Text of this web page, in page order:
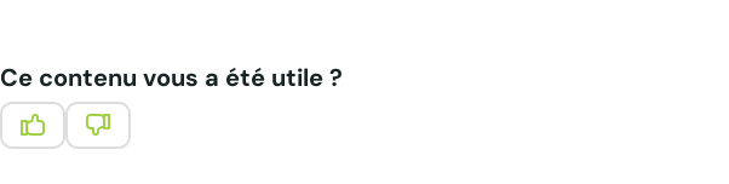
Ce contenu vous a été utile ?